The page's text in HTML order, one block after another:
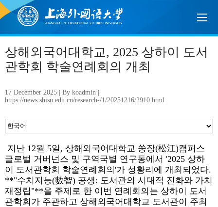
상해외국어대학교, 2025 상하이 도서
관학회 학술연례회의 개최
17 December 2025 | By koadmin |
https://news.shisu.edu.cn/research-/1/20251216/2910.html
지난 12월 5일, 상해외국어대학교 쑹장(松江)캠퍼스
글로벌 거버넌스 및 구역국별 연구동에서 '2025 상하
이 도서관학회 학술연례회의'가 성황리에 개최되었다.
**"수치지능(數智) 공생: 도서관의 시대적 진화와 가치
재정립"**을 주제로 한 이번 연례회의는 상하이 도서
관학회가 주관하고 상해외국어대학교 도서관이 주최